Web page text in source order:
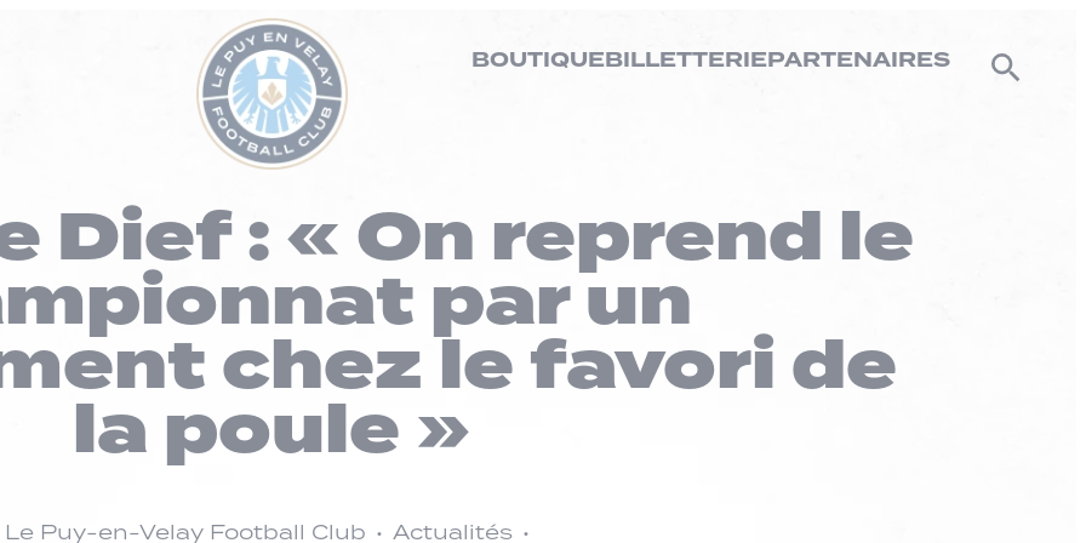
BOUTIQUEBILLETTERIEPARTENAIRES
Dief : « On reprend le
par un
chez le favori de
la poule »
Le Puy-en-Velay Football Club Actualités